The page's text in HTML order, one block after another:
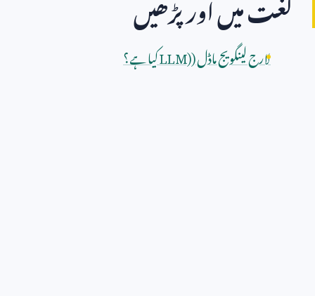
لارج لینگویج ماڈل (LLM)کیا ہے؟